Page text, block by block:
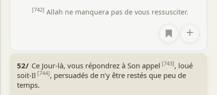
[742] Allah ne manquera pas de vous ressusciter.
+
52/ Ce Jour-là, vous répondrez à Son appel [743], loué
soit-Il [744], persuadés de n’y être restés que peu de
temps.